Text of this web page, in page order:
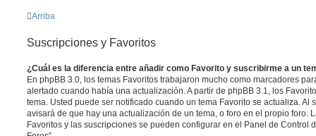
Arriba
Suscripciones y Favoritos
¿Cuál es la diferencia entre añadir como Favorito y suscribirme a un
En phpBB 3.0, los temas Favoritos trabajaron mucho como marcadores
alertado cuando había una actualización. A partir de phpBB 3.1, los
tema. Usted puede ser notificado cuando un tema Favorito se actualiza. Al
avisará de que hay una actualización de un tema, o foro en el propio foro.
Favoritos y las suscripciones se pueden configurar en el Panel de Control